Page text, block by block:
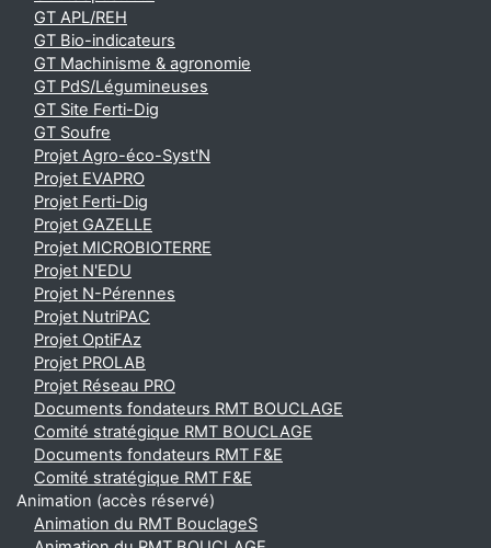
GT APL/REH
GT Bio-indicateurs
GT Machinisme & agronomie
GT PdS/Légumineuses
GT Site Ferti-Dig
GT Soufre
Projet Agro-éco-Syst'N
Projet EVAPRO
Projet Ferti-Dig
Projet GAZELLE
Projet MICROBIOTERRE
Projet N'EDU
Projet N-Pérennes
Projet NutriPAC
Projet OptiFAz
Projet PROLAB
Projet Réseau PRO
Documents fondateurs RMT BOUCLAGE
Comité stratégique RMT BOUCLAGE
Documents fondateurs RMT F&E
Comité stratégique RMT F&E
Animation (accès réservé)
Animation du RMT BouclageS